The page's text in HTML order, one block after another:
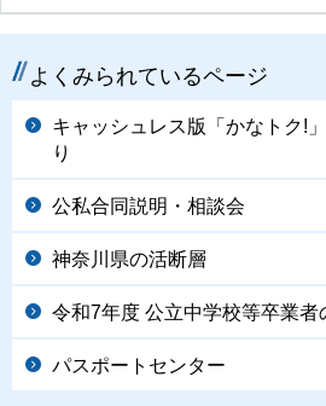
よくみられているページ
キャッシュレス版「かなトク!
り
公私合同説明・相談会
神奈川県の活断層
令和7年度 公立中学校等卒業者
パスポートセンター